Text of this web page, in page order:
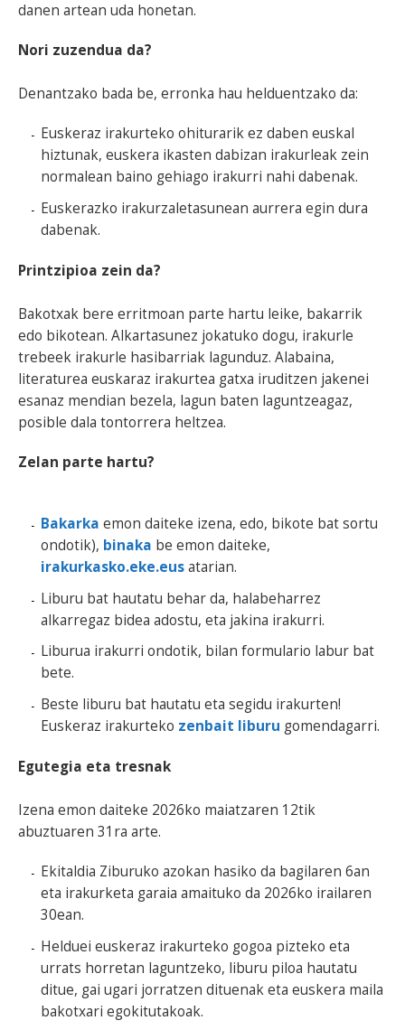
danen artean uda honetan.
Nori zuzendua da?
Denantzako bada be, erronka hau helduentzako da:
Euskeraz irakurteko ohiturarik ez daben euskal
hiztunak, euskera ikasten dabizan irakurleak zein
normalean baino gehiago irakurri nahi dabenak.
Euskerazko irakurzaletasunean aurrera egin dura
dabenak.
Printzipioa zein da?
Bakotxak bere erritmoan parte hartu leike, bakarrik
edo bikotean. Alkartasunez jokatuko dogu, irakurle
trebeek irakurle hasibarriak lagunduz. Alabaina,
literaturea euskaraz irakurtea gatxa iruditzen jakenei
esanaz mendian bezela, lagun baten laguntzeagaz,
posible dala tontorrera heltzea.
Zelan parte hartu?
Bakarka emon daiteke izena, edo, bikote bat sortu
ondotik), binaka be emon daiteke,
irakurkasko.eke.eusatarian.
Liburu bat hautatu behar da, halabeharrez
alkarregaz bidea adostu, eta jakina irakurri.
Liburua irakurri ondotik, bilan formulario labur bat
bete.
Beste liburu bat hautatu eta segidu irakurten!
Euskeraz irakurteko zenbait liburu gomendagarri.
Egutegia eta tresnak
Izena emon daiteke 2026ko maiatzaren 12tik
abuztuaren 31ra arte.
Ekitaldia Ziburuko azokan hasiko da bagilaren 6an
eta irakurketa garaia amaituko da 2026ko irailaren
30ean.
Helduei euskeraz irakurteko gogoa pizteko eta
urrats horretan laguntzeko, liburu piloa hautatu
ditue, gai ugari jorratzen dituenak eta euskera maila
bakotxari egokitutakoak.